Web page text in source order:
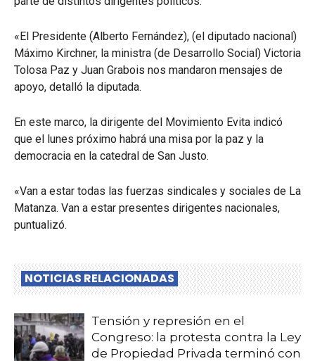
«El Presidente (Alberto Fernández), (el diputado nacional)
Máximo Kirchner, la ministra (de Desarrollo Social) Victoria
Tolosa Paz y Juan Grabois nos mandaron mensajes de
apoyo, detalló la diputada.
En este marco, la dirigente del Movimiento Evita indicó
que el lunes próximo habrá una misa por la paz y la
democracia en la catedral de San Justo.
«Van a estar todas las fuerzas sindicales y sociales de La
Matanza. Van a estar presentes dirigentes nacionales,
puntualizó.
NOTICIAS RELACIONADAS
Tensión y represión en el
Congreso: la protesta contra la Ley
de Propiedad Privada terminó con